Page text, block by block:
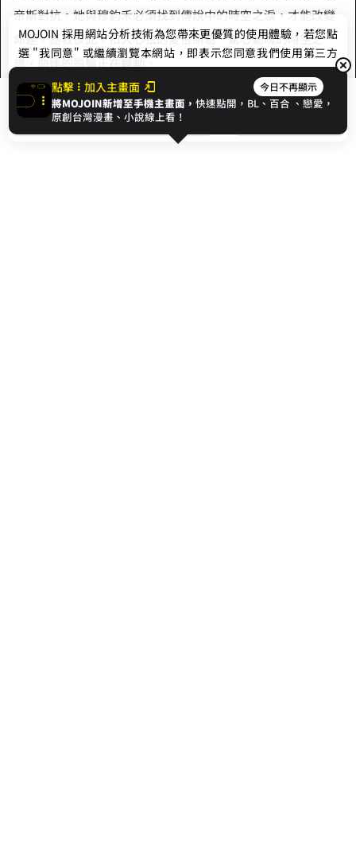
開始閱讀
帝斯對抗。她與穆鈞禾必須找到傳說中的時空之淚，才能改變
命運，拯救彼此。扣人心弦的愛恨糾葛、驚心動魄的時空之
旅，命運的齒輪正在轉動。
點擊 加入主畫面 今日不再顯示
將MOJOIN新增至手機主畫面，快速點開，BL、百合 、戀愛，
原創台灣漫畫、小說線上看！
MOJOIN 採用網站分析技術為您帶來更優質的使用體驗，若您點
選 "我同意" 或繼續瀏覽本網站，即表示您同意我們使用第三方
Cookie，欲瞭解更多資訊請見隱私權政策。
我同意